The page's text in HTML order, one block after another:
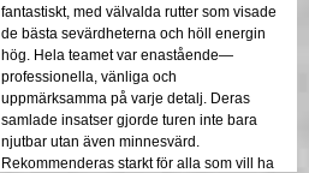
fantastiskt, med välvalda rutter som visade
de bästa sevärdheterna och höll energin
hög. Hela teamet var enastående—
professionella, vänliga och
uppmärksamma på varje detalj. Deras
samlade insatser gjorde turen inte bara
njutbar utan även minnesvärd.
Rekommenderas starkt för alla som vill ha